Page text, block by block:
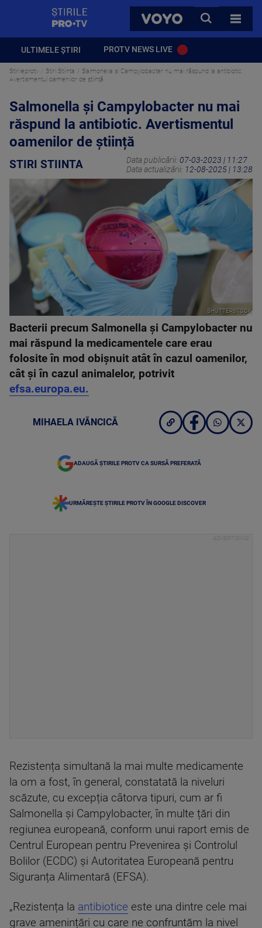
VOYO
CAUTA
TOATE
ULTIMELE ȘTIRI PROTV NEWS LIVE
Stirileprotv Stiri Stiinta
Salmonella și Campylobacter nu mai răspund la antibiotic.
Avertismentul oamenilor de știință
Salmonella și Campylobacter nu mai
răspund la antibiotic. Avertismentul
oamenilor de știință
STIRI STIINTA Data publicării: 07-03-2023 | 11:27
Data actualizării: 12-08-2025 | 13:28
SHUTTERSTOCK
Bacterii precum Salmonella și Campylobacter nu
mai răspund la medicamentele care erau
folosite în mod obișnuit atât în cazul oamenilor,
cât și în cazul animalelor, potrivit
efsa.europa.eu.
MIHAELA IVĂNCICĂ
ADAUGĂ ȘTIRILE PROTV CA SURSĂ PREFERATĂ
URMĂREȘTE ȘTIRILE PROTV ÎN GOOGLE DISCOVER
Rezistența simultană la mai multe medicamente
la om a fost, în general, constatată la niveluri
scăzute, cu excepția câtorva tipuri, cum ar fi
Salmonella și Campylobacter, în multe țări din
regiunea europeană, conform unui raport emis de
Centrul European pentru Prevenirea și Controlul
Bolilor (ECDC) și Autoritatea Europeană pentru
Siguranța Alimentară (EFSA).
„Rezistența la antibiotice este una dintre cele mai
grave amenințări cu care ne confruntăm la nivel